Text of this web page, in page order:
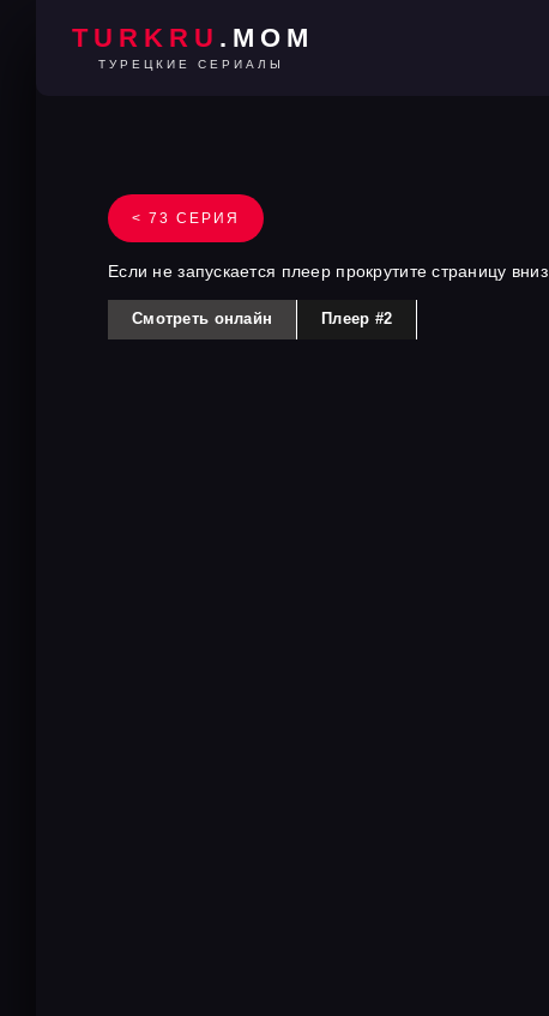
TURKRU .MOM
ТУРЕЦКИЕ СЕРИАЛЫ
< 73 СЕРИЯ
Если не запускается плеер прокрутите страницу вниз
Смотреть онлайн Плеер #2